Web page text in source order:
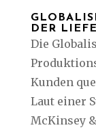
DER
Die
Kunden
Laut einer
McKinsey